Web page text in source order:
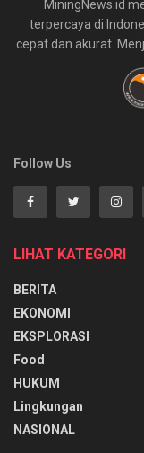
MiningNews.id
terpercaya di
cepat dan akurat.
Follow Us
LIHAT KATEGORI
BERITA
EKONOMI
EKSPLORASI
Food
HUKUM
Lingkungan
NASIONAL